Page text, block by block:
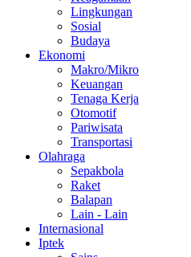
Lingkungan
Sosial
Budaya
Ekonomi
Makro/Mikro
Keuangan
Tenaga Kerja
Otomotif
Pariwisata
Transportasi
Olahraga
Sepakbola
Raket
Balapan
Lain - Lain
Internasional
Iptek